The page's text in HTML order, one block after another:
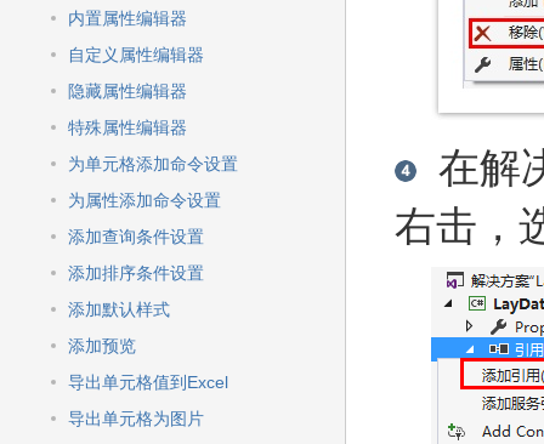
内置属性编辑器
自定义属性编辑器
隐藏属性编辑器
特殊属性编辑器
为单元格添加命令设置
为属性添加命令设置
添加查询条件设置
添加排序条件设置
添加默认样式
添加预览
导出单元格值到Excel
导出单元格为图片
在解
右击，